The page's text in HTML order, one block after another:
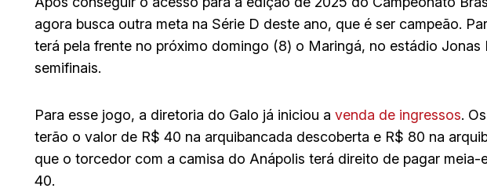
agora busca outra meta na Série D deste ano, que é ser campeão.
terá pela frente no próximo domingo (8) o Maringá, no estádio Jonas
semifinais.
Para esse jogo, a diretoria do Galo já iniciou a venda de ingressos.
terão o valor de R$ 40 na arquibancada descoberta e R$ 80 na
que o torcedor com a camisa do Anápolis terá direito de pagar meia-
40.